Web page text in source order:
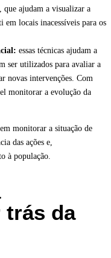
que ajudam a visualizar a
em locais inacessíveis para os
essas técnicas ajudam a
ser utilizados para avaliar a
novas intervenções. Com
monitorar a evolução da
monitorar a situação de
das ações e,
à população.
trás da